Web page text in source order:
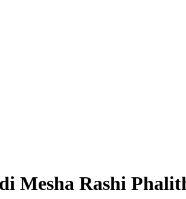
Mesha Rashi